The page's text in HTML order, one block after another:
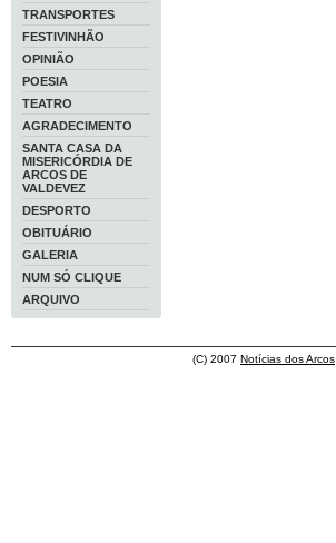
TRANSPORTES
FESTIVINHÃO
OPINIÃO
POESIA
TEATRO
AGRADECIMENTO
SANTA CASA DA
MISERICÓRDIA DE
ARCOS DE
VALDEVEZ
DESPORTO
OBITUÁRIO
GALERIA
NUM SÓ CLIQUE
ARQUIVO
(C) 2007 Notícias dos Arcos